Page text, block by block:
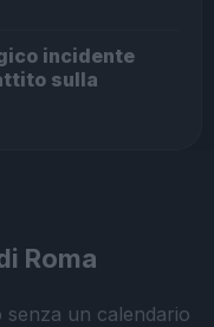
incidente
sulla
Roma
senza un calendario